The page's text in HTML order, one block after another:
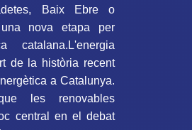
Baix Ebre o
nova etapa per
catalana.L'energia
de la història recent
a Catalunya.
les renovables
central en el debat